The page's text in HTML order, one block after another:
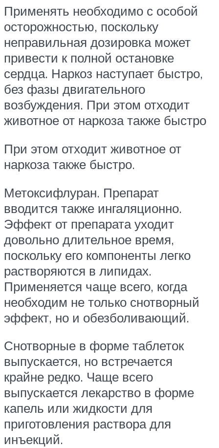
Применять необходимо с особой
осторожностью, поскольку
неправильная дозировка может
привести к полной остановке
сердца. Наркоз наступает быстро,
без фазы двигательного
возбуждения. При этом отходит
животное от наркоза также быстро
При этом отходит животное от
наркоза также быстро.
Метоксифлуран. Препарат
вводится также ингаляционно.
Эффект от препарата уходит
довольно длительное время,
поскольку его компоненты легко
растворяются в липидах.
Применяется чаще всего, когда
необходим не только снотворный
эффект, но и обезболивающий.
Снотворные в форме таблеток
выпускается, но встречается
крайне редко. Чаще всего
выпускается лекарство в форме
капель или жидкости для
приготовления раствора для
инъекций.